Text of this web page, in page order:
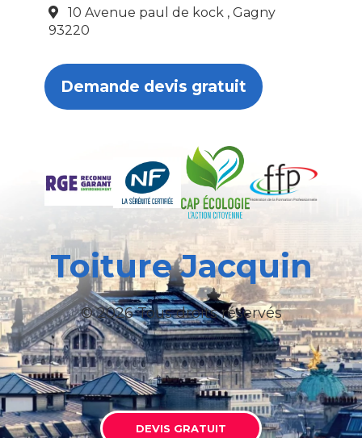
10 Avenue paul de kock , Gagny
93220
Demande devis gratuit
Toiture Jacquin
© 2026 Tous droits réservés
DEVIS GRATUIT